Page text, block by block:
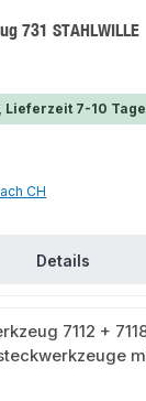
731 STAHLWILLE
7-10 Tage
CH
Details